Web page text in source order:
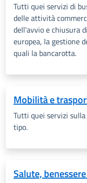
Tutti quei servizi di
delle attività
dell'avvio e chiusura
europea, la gestione
quali la bancarotta.
Mobilità e
Tutti quei servizi
tipo.
Salute,